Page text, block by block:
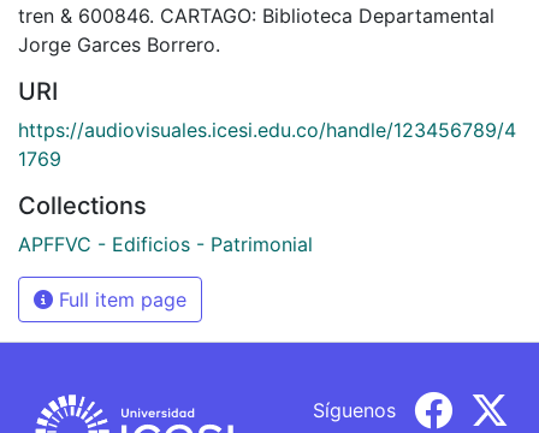
tren & 600846. CARTAGO: Biblioteca Departamental
Jorge Garces Borrero.
URI
https://audiovisuales.icesi.edu.co/handle/123456789/4
1769
Collections
APFFVC - Edificios - Patrimonial
Full item page
Síguenos